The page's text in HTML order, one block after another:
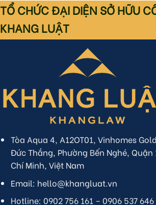
TỔ CHỨC ĐẠI DIỆN SỞ HỮU
KHANG LUẬT
Tòa Aqua 4, A12OT01, Vinhomes
Đức Thắng, Phường Bến Nghé,
Chí Minh, Việt Nam
Email: hello@khangluat.vn
Hotline: 0902 756 161 – 0906 537